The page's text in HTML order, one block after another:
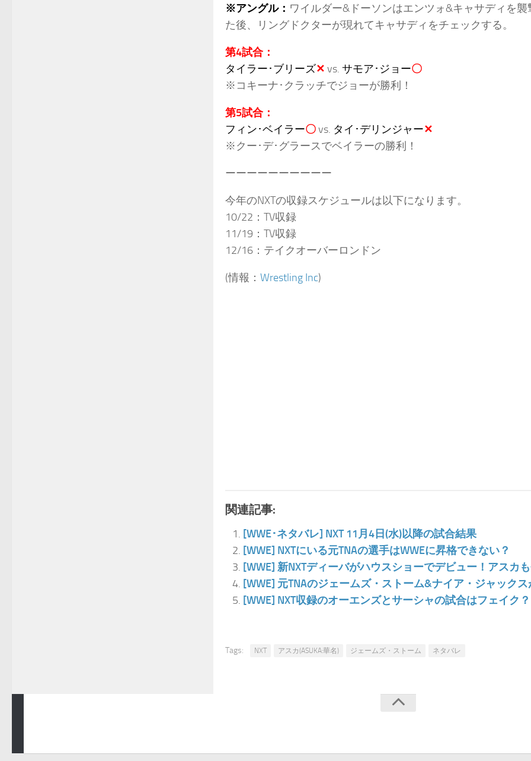
※アングル： ワイルダー&ドーソンはエンツォ&キャサディを
た後、リングドクターが現れてキャサディをチェックする。
第4試合：
タイラー･ブリーズ✕ vs. サモア･ジョー〇
※コキーナ･クラッチでジョーが勝利！
第5試合：
フィン･ベイラー〇vs. タイ･デリンジャー✕
※クー･デ･グラースでベイラーの勝利！
ーーーーーーーーーー
今年のNXTの収録スケジュールは以下になります。
10/22：TV収録
11/19：TV収録
12/16：テイクオーバーロンドン
(情報： Wrestling Inc)
関連記事:
[WWE･ネタバレ] NXT 11月4日(水)以降の試合結果
[WWE] NXTにいる元TNAの選手はWWEに昇格できない？
[WWE] 新NXTディーバがハウスショーでデビュー！アスカ
[WWE] 元TNAのジェームズ・ストーム&ナイア・ジャック
[WWE] NXT収録のオーエンズとサーシャの試合はフェイク？
Tags: NXT アスカ(ASUKA:華名) ジェームズ・ストーム ネタバレ